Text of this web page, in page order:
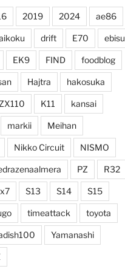
2019 2024 ae86
drift E70 ebisu
EK9 FIND foodblog
Hajtra hakosuka
K11 kansai
markii Meihan
Nikko Circuit NISMO
PZ R32
S13 S14 S15
timeattack toyota
Yamanashi